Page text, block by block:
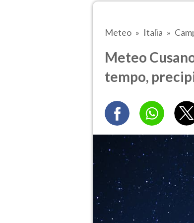
Meteo Italia
Meteo
tempo,